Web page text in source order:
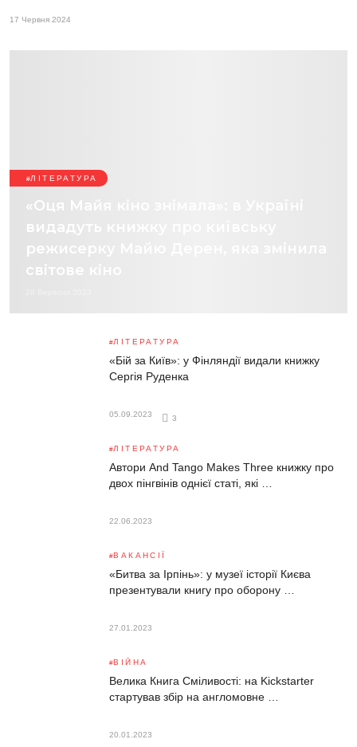
17 Червня 2024
ЛІТЕРАТУРА
«Оця Майя кіно знімала»: в Україні
видадуть книжку про київську
режисерку Майю Дерен, яка змінила
світове кіно
ЛІТЕРАТУРА
«Бій за Київ»: у Фінляндії видали книжку
Сергія Руденка
05.09.2023
3
ЛІТЕРАТУРА
Автори And Tango Makes Three книжку про
двох пінгвінів однієї статі, які …
22.06.2023
ВАКАНСІЇ
«Битва за Ірпінь»: у музеї історії Києва
презентували книгу про оборону …
27.01.2023
ВІЙНА
Велика Книга Сміливості: на Kickstarter
стартував збір на англомовне …
20.01.2023